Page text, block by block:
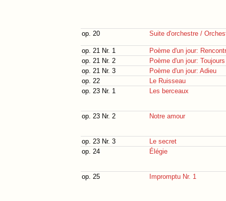
op. 20 Suite d'orchestre /
op. 21 Nr. 1
Poème d'un jour:
op. 21 Nr. 2
Poème d'un jour: Toujours
op. 21 Nr. 3
Poème d'un jour: Adieu
op. 22
Le Ruisseau
op. 23 Nr. 1
Les berceaux
op. 23 Nr. 2 Notre amour
op. 23 Nr. 3
Le secret
op. 24
Élégie
op. 25 Impromptu Nr. 1